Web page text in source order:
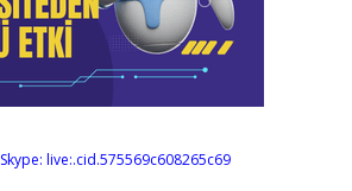
Skype: live:.cid.575569c608265c69